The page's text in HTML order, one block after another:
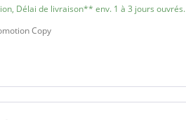
Délai de livraison** env. 1 à 3 jours ouvrés.
Copy